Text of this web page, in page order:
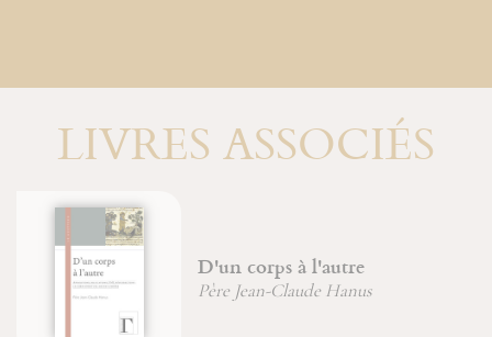
LIVRES ASSOCIÉS
corps à l'autre
Jean-Claude Hanus